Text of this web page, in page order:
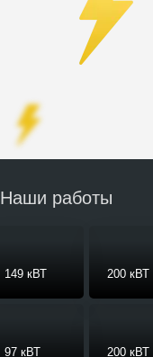
Наши работы
149 кВТ 200 кВТ
97 кВТ 200 кВТ